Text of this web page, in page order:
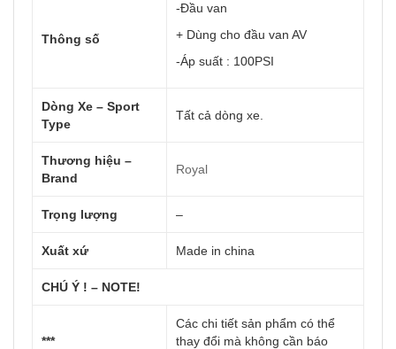
Thông số
-Đầu van
+ Dùng cho đầu van AV
-Áp suất : 100PSI
Dòng Xe – Sport
Type
Tất cả dòng xe.
Thương hiệu –
Brand
Royal
Trọng lượng –
Xuất xứ Made in china
CHÚ Ý ! – NOTE!
***
Các chi tiết sản phẩm có thể
thay đổi mà không cần báo